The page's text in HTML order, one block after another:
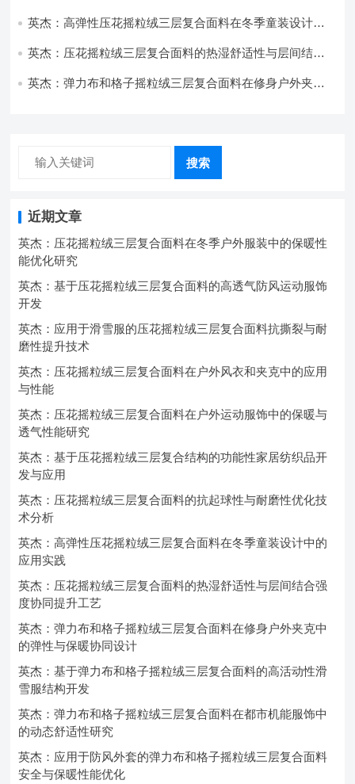
英杰：高弹性压花摇粒绒三层复合面料在冬季童装设计中
英杰：压花摇粒绒三层复合面料的热湿舒适性与层间结合
英杰：弹力布和格子摇粒绒三层复合面料在修身户外夹克
搜索
近期文章
英杰：压花摇粒绒三层复合面料在冬季户外服装中的保暖性
能优化研究
英杰：基于压花摇粒绒三层复合面料的高透气防风运动服饰
开发
英杰：应用于滑雪服的压花摇粒绒三层复合面料抗撕裂与耐
磨性提升技术
英杰：压花摇粒绒三层复合面料在户外风衣和夹克中的应用
与性能
英杰：压花摇粒绒三层复合面料在户外运动服饰中的保暖与
透气性能研究
英杰：基于压花摇粒绒三层复合结构的功能性家居纺织品开
发与应用
英杰：压花摇粒绒三层复合面料的抗起球性与耐磨性优化技
术分析
英杰：高弹性压花摇粒绒三层复合面料在冬季童装设计中的
应用实践
英杰：压花摇粒绒三层复合面料的热湿舒适性与层间结合强
度协同提升工艺
英杰：弹力布和格子摇粒绒三层复合面料在修身户外夹克中
的弹性与保暖协同设计
英杰：基于弹力布和格子摇粒绒三层复合面料的高活动性滑
雪服结构开发
英杰：弹力布和格子摇粒绒三层复合面料在都市机能服饰中
的动态舒适性研究
英杰：应用于防风外套的弹力布和格子摇粒绒三层复合面料
安全与保暖性能优化